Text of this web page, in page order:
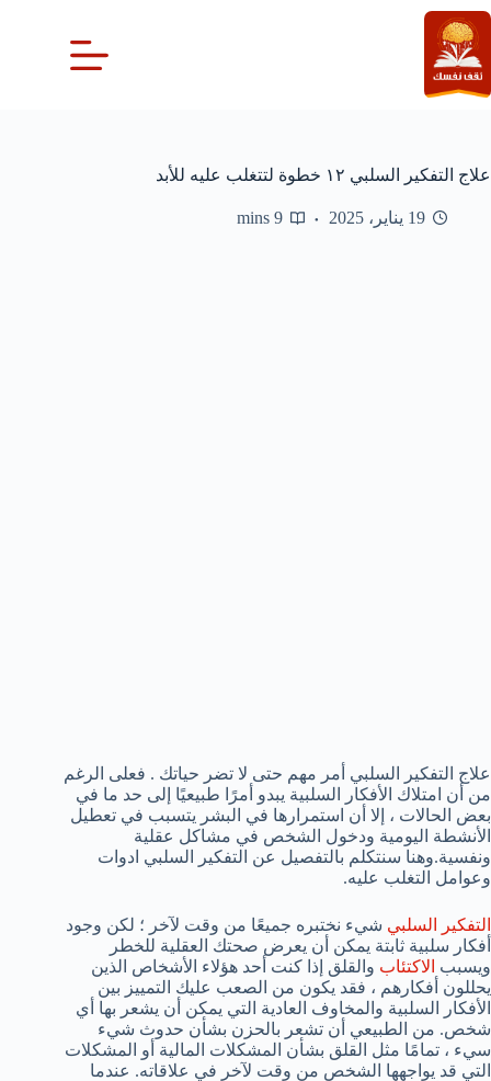
التجاوز
إلى
المحتوى
علاج التفكير السلبي ١٢ خطوة لتتغلب عليه للأبد
19 يناير، 2025 9 mins
علاج التفكير السلبي أمر مهم حتى لا تضر حياتك . فعلى الرغم
من أن امتلاك الأفكار السلبية يبدو أمرًا طبيعيًا إلى حد ما في
بعض الحالات ، إلا أن استمرارها في البشر يتسبب في تعطيل
الأنشطة اليومية ودخول الشخص في مشاكل عقلية
ونفسية.وهنا سنتكلم بالتفصيل عن التفكير السلبي ادوات
وعوامل التغلب عليه.
التفكير السلبي شيء نختبره جميعًا من وقت لآخر ؛ لكن وجود
أفكار سلبية ثابتة يمكن أن يعرض صحتك العقلية للخطر
ويسبب الاكتئاب والقلق إذا كنت أحد هؤلاء الأشخاص الذين
يحللون أفكارهم ، فقد يكون من الصعب عليك التمييز بين
الأفكار السلبية والمخاوف العادية التي يمكن أن يشعر بها أي
شخص. من الطبيعي أن تشعر بالحزن بشأن حدوث شيء
سيء ، تمامًا مثل القلق بشأن المشكلات المالية أو المشكلات
التي قد يواجهها الشخص من وقت لآخر في علاقاته. عندما